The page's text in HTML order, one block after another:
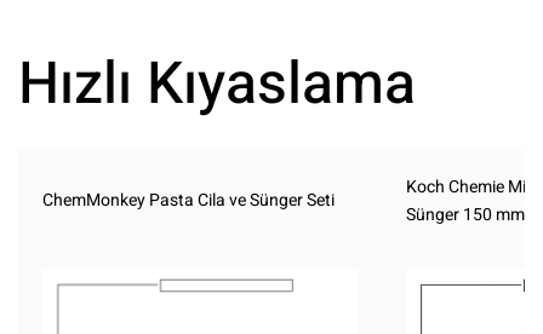
Hızlı Kıyaslama
ChemMonkey Pasta Cila ve Sünger Seti
Koch Chemie
Sünger 150 mm